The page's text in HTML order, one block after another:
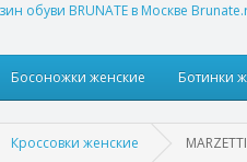
Босоножки женские Ботинки
Кроссовки женские